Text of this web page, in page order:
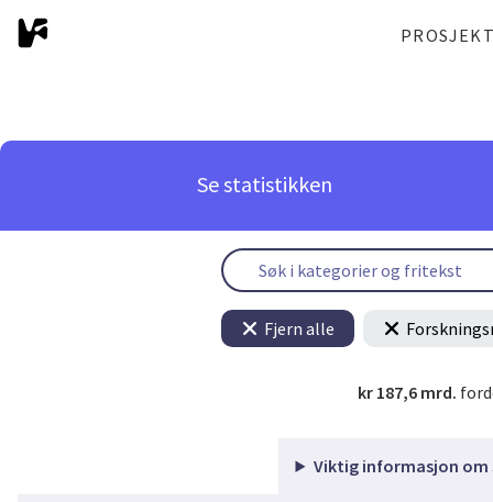
Se statistikken
Fjern alle
kr 187,6 mrd.
Viktig informasjon om